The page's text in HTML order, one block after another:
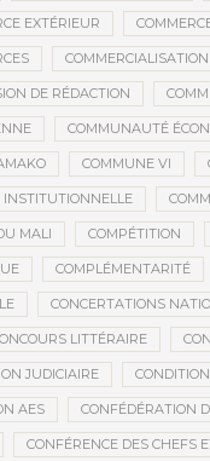
EXTÉRIEUR
COMMERCIALISATION
DE RÉDACTION
COMMUNAUTÉ
COMMUNE VI
MALI COMPÉTITION
COMPLÉMENTARITÉ
CONCERTATIONS
LITTÉRAIRE
JUDICIAIRE
AES CONFÉDÉRATION
CONFÉRENCE DES CHEFS